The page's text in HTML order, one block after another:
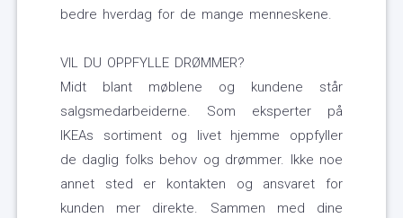
bedre hverdag for de mange menneskene.
VIL DU OPPFYLLE DRØMMER?
Midt blant møblene og kundene står
salgsmedarbeiderne. Som eksperter på
IKEAs sortiment og livet hjemme oppfyller
de daglig folks behov og drømmer. Ikke noe
annet sted er kontakten og ansvaret for
kunden mer direkte. Sammen med dine